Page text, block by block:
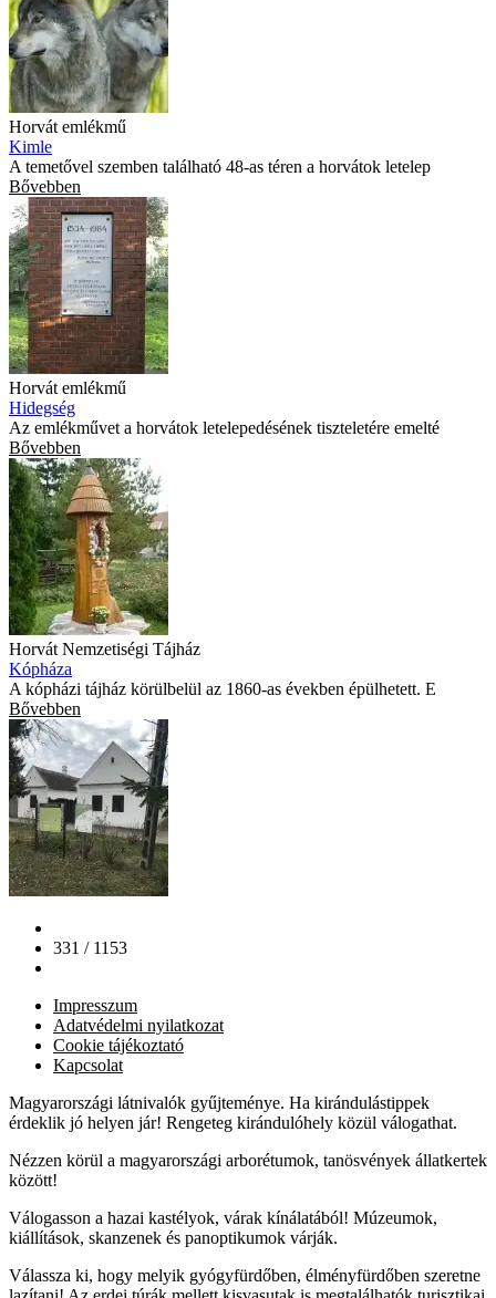
Horvát emlékmű
Kimle
A temetővel szemben található 48-as téren a horvátok letelep
Bővebben
Horvát emlékmű
Hidegség
Az emlékművet a horvátok letelepedésének tiszteletére emelté
Bővebben
Horvát Nemzetiségi Tájház
Kópháza
A kópházi tájház körülbelül az 1860-as években épülhetett. E
Bővebben
331 / 1153
Impresszum
Adatvédelmi nyilatkozat
Cookie tájékoztató
Kapcsolat
Magyarországi látnivalók gyűjteménye. Ha kirándulástippek
érdeklik jó helyen jár! Rengeteg kirándulóhely közül válogathat.
Nézzen körül a magyarországi arborétumok, tanösvények állatkertek
között!
Válogasson a hazai kastélyok, várak kínálatából! Múzeumok,
kiállítások, skanzenek és panoptikumok várják.
Válassza ki, hogy melyik gyógyfürdőben, élményfürdőben szeretne